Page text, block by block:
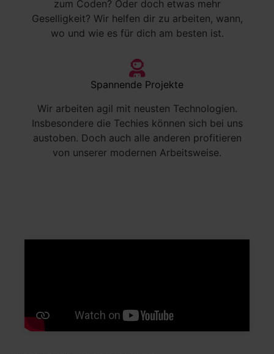
zum Coden? Oder doch etwas mehr
Geselligkeit? Wir helfen dir zu arbeiten, wann,
wo und wie es für dich am besten ist.
Spannende Projekte
Wir arbeiten agil mit neusten Technologien.
Insbesondere die Techies können sich bei uns
austoben. Doch auch alle anderen profitieren
von unserer modernen Arbeitsweise.